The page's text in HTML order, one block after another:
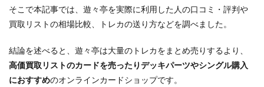
そこで本記事では、遊々亭を実際に利用した人の口コミ・評判や
買取リストの相場比較、トレカの送り方などを調べました。
結論を述べると、遊々亭は大量のトレカをまとめ売りするより、
高価買取リストのカードを売ったりデッキパーツやシングル購入
におすすめのオンラインカードショップです。